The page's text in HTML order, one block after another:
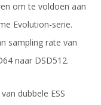
om te voldoen aan
Evolution-serie.
sampling rate van
naar DSD512.
dubbele ESS